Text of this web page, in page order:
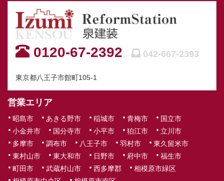
0120-67-2392 042-667-2393
東京都八王子市館町105-1
営業エリア
昭島市 あきる野市 稲城市 青梅市
国立市
小金井市
国分寺市 小平市 狛江市
立川市
多摩市
調布市 八王子市 羽村市
東久留米市
東村山市
東大和市 日野市 府中市
福生市
町田市
武蔵村山市 西多摩郡
相模原市緑区